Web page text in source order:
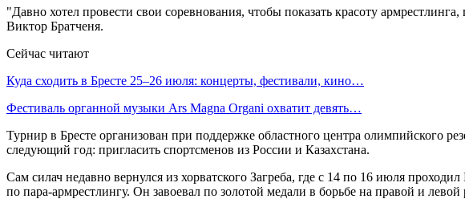
"Давно хотел провести свои соревнования, чтобы показать красоту
Виктор Братченя.
Сейчас читают
Куда сходить в Бресте 25–26 июля: концерты, фестивали, кино…
Фестиваль органной музыки Ars Magna Organi охватит девять…
Турнир в Бресте организован при поддержке областного центра олимпийского
следующий год: пригласить спортсменов из России и Казахстана.
Сам силач недавно вернулся из хорватского Загреба, где с 14 по 16 июля
по пара-армрестлингу. Он завоевал по золотой медали в борьбе на правой и